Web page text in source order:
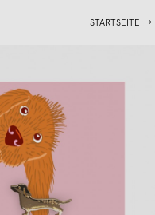
STARTSEITE